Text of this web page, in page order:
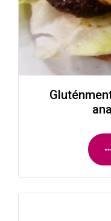
Gluténmentes sajtban